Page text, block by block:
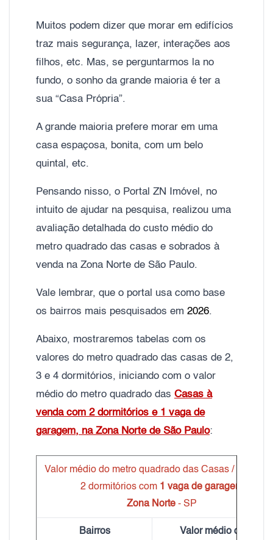
Muitos podem dizer que morar em edifícios
traz mais segurança, lazer, interações aos
filhos, etc. Mas, se perguntarmos la no
fundo, o sonho da grande maioria é ter a
sua “Casa Própria”.
A grande maioria prefere morar em uma
casa espaçosa, bonita, com um belo
quintal, etc.
Pensando nisso, o Portal ZN Imóvel, no
intuito de ajudar na pesquisa, realizou uma
avaliação detalhada do custo médio do
metro quadrado das casas e sobrados à
venda na Zona Norte de São Paulo.
Vale lembrar, que o portal usa como base
os bairros mais pesquisados em 2026.
Abaixo, mostraremos tabelas com os
valores do metro quadrado das casas de 2,
3 e 4 dormitórios, iniciando com o valor
médio do metro quadrado das Casas à
venda com 2 dormitórios e 1 vaga de
garagem, na Zona Norte de São Paulo:
Valor médio do metro quadrado das Casas /
2 dormitórios com 1 vaga de garagem
Zona Norte- SP
Bairros Valor médio do m²